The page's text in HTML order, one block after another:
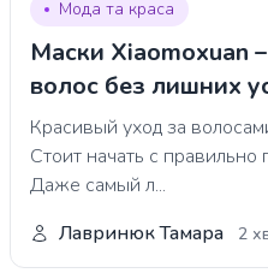
Мода та краса
Маски Xiaomoxuan
волос без лишних
Красивый уход за
Стоит начать с
Даже самый л...
Лавринюк Тамара
2